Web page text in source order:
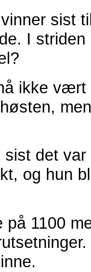
sist
I
ikke vært
det var
og hun
på 1100